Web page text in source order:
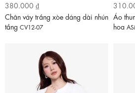
380.000 ₫
Chân váy trắng xòe dáng dài nhún
tầng CV12-07
Áo
hoa